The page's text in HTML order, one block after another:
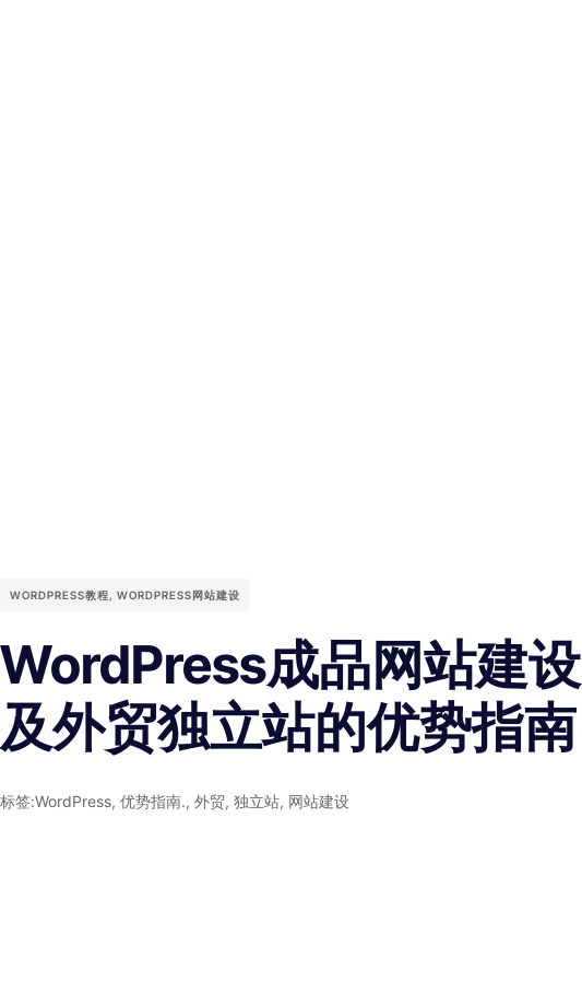
WORDPRESS教程, WORDPRESS网站建设
WordPress成品网站建设
及外贸独立站的优势指南
标签:WordPress, 优势指南., 外贸, 独立站, 网站建设